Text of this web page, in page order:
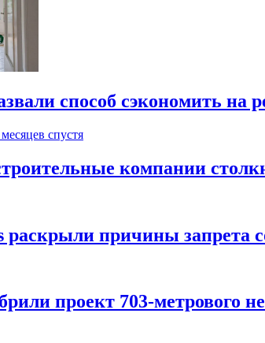
способ сэкономить на
месяцев спустя
компании
причины запрета
проект 703-метрового